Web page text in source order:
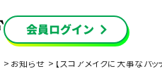
お知らせ 【スコアメイクに大事なパ